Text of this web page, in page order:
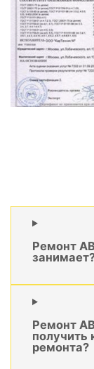
Ремонт
Ремонт
получить
ремонта?